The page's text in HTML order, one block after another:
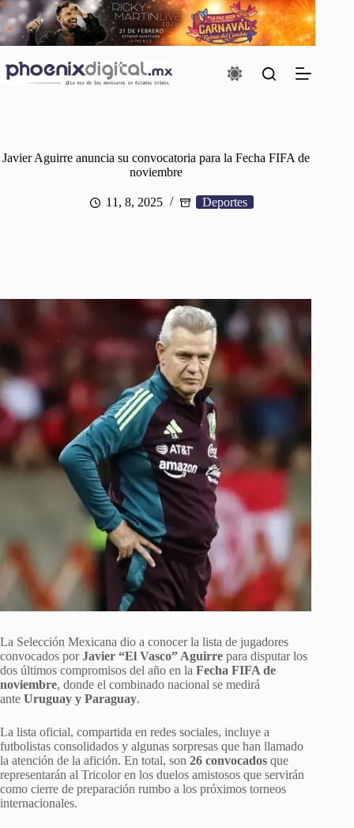
Saltar
al
contenido
Javier Aguirre anuncia su convocatoria para la Fecha FIFA de
noviembre
11, 8, 2025 Deportes
La Selección Mexicana dio a conocer la lista de jugadores
convocados porJavier “El Vasco” Aguirre para disputar los
dos últimos compromisos del año en la Fecha FIFA de
noviembre, donde el combinado nacional se medirá
ante Uruguay y Paraguay.
La lista oficial, compartida en redes sociales, incluye a
futbolistas consolidados y algunas sorpresas que han llamado
la atención de la afición. En total, son 26 convocados que
representarán al Tricolor en los duelos amistosos que servirán
como cierre de preparación rumbo a los próximos torneos
internacionales.